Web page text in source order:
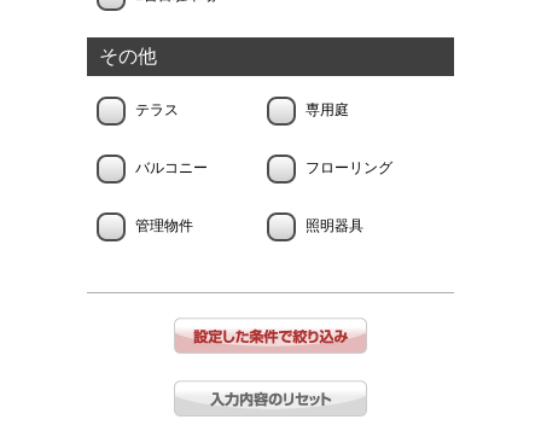
その他
テラス 専用庭
バルコニー フローリング
管理物件 照明器具